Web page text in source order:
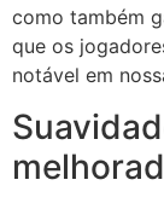
como também
que os
notável em